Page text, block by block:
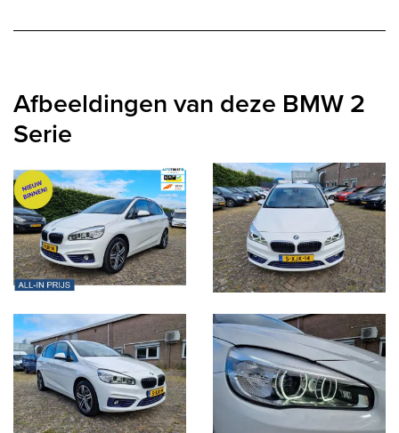
Afbeeldingen van deze BMW 2
Serie